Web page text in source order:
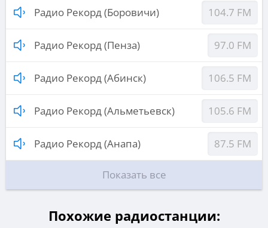
Радио Рекорд (Боровичи) 104.7 FM
Радио Рекорд (Пенза) 97.0 FM
Радио Рекорд (Абинск) 106.5 FM
Радио Рекорд (Альметьевск) 105.6 FM
Радио Рекорд (Анапа) 87.5 FM
Показать все
Похожие радиостанции: